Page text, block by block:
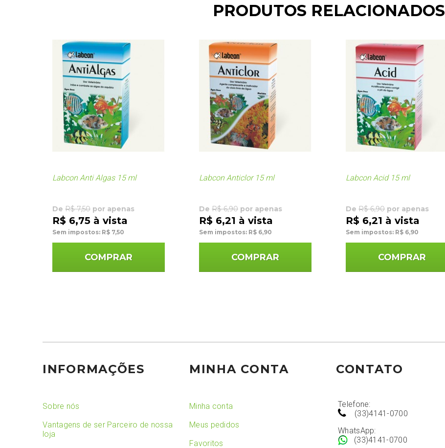
PRODUTOS RELACIONADOS
Labcon Anti Algas 15 ml
De R$ 7,50 por apenas
R$ 6,75 à vista
Sem impostos: R$ 7,50
COMPRAR
Labcon Anticlor 15 ml
De R$ 6,90 por apenas
R$ 6,21 à vista
Sem impostos: R$ 6,90
COMPRAR
Labcon Acid 15 ml
De R$ 6,90 por apenas
R$ 6,21 à vista
Sem impostos: R$ 6,90
COMPRAR
INFORMAÇÕES
Sobre nós
Vantagens de ser Parceiro de nossa
loja
MINHA CONTA
Minha conta
Meus pedidos
Favoritos
CONTATO
Telefone:
(33)4141-0700
WhatsApp:
(33)4141-0700